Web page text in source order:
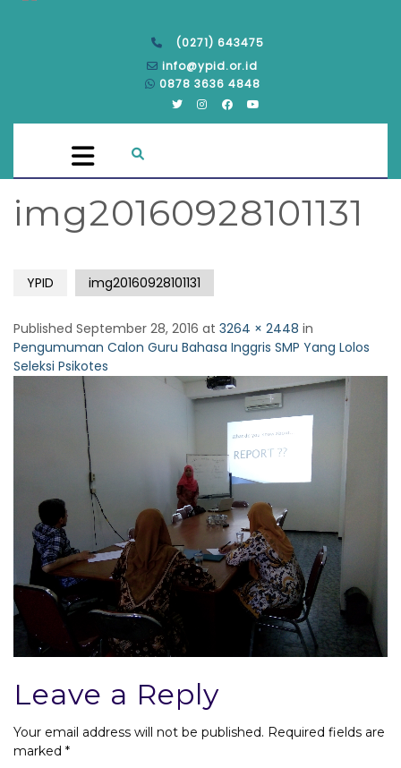
(0271) 643475
info@ypid.or.id
0878 3636 4848
img20160928101131
YPID img20160928101131
Published September 28, 2016 at 3264 × 2448 in
Pengumuman Calon Guru Bahasa Inggris SMP Yang Lolos
Seleksi Psikotes
Leave a Reply
Your email address will not be published. Required fields are
marked *